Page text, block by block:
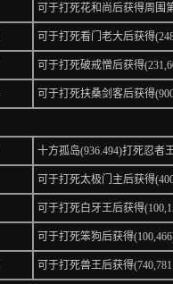
可于打死花和尚后获得周围
可于打死看门老大后获得
可于打死破戒憎后获得
可于打死扶桑剑客后获得
十方孤岛(936.494)打死忍者
可于打死太极门主后获得
可于打死白牙王后获得
可于打死笨狗后获得
可于打死兽王后获得